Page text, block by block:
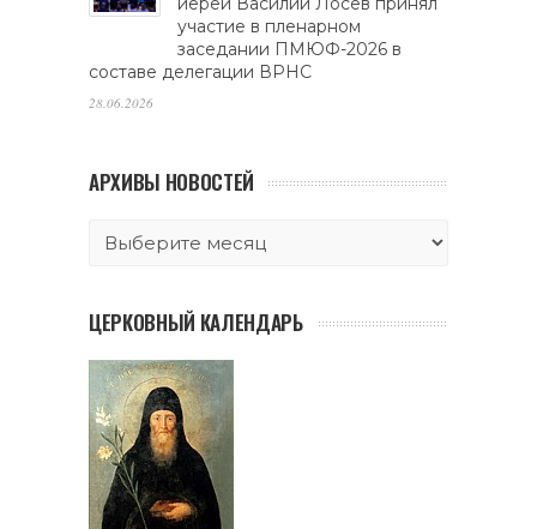
участие в пленарном
заседании ПМЮФ-2026 в
составе делегации ВРНС
28.06.2026
АРХИВЫ НОВОСТЕЙ
ЦЕРКОВНЫЙ КАЛЕНДАРЬ